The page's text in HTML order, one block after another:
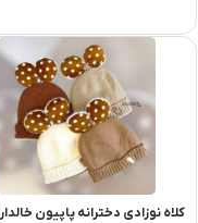
کلاه نوزادی دخترانه پاپیون خالدار